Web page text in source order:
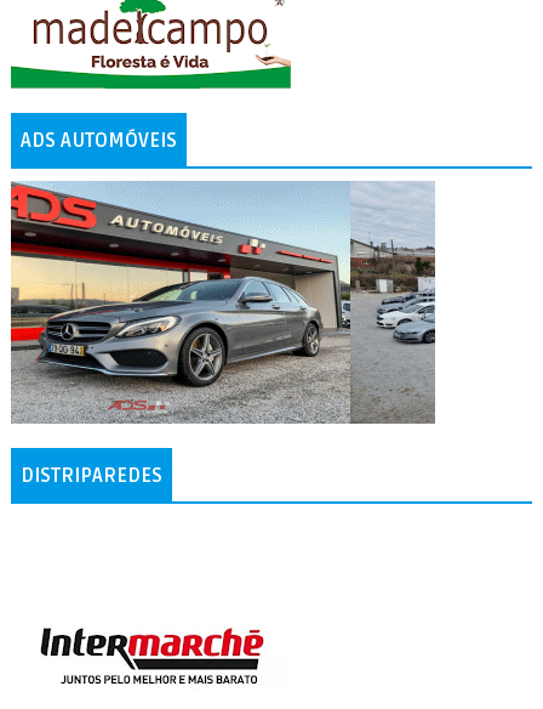
ADS AUTOMÓVEIS
DISTRIPAREDES